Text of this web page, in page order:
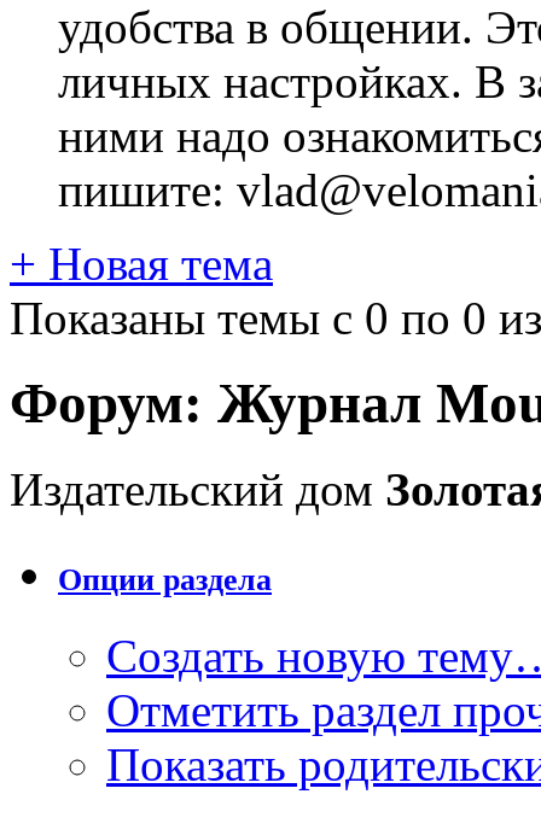
удобства в общении.
личных настройках. В
ними надо
пишите:
+ Новая тема
Показаны темы с 0 по 0
Форум: Журнал
Издательский дом
Опции раздела
Создать новую
Отметить раздел
Показать